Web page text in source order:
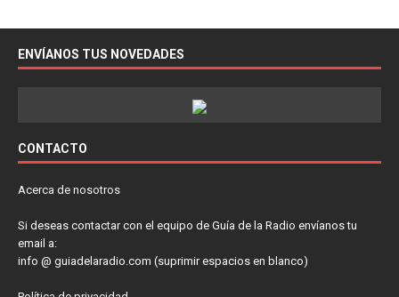
ENVÍANOS TUS NOVEDADES
CONTACTO
Acerca de nosotros
Si deseas contactar con el equipo de Guía de la Radio envíanos tu
email a:
info @ guiadelaradio.com (suprimir espacios en blanco)